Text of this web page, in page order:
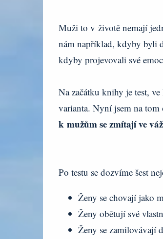
Muži to v životě nemají
nám například, kdyby byli
kdyby projevovali své
Na začátku knihy je test,
varianta. Nyní jsem na
k mužům se zmítají ve
Po testu se dozvíme šest
Ženy se chovají jako
Ženy obětují své
Ženy se zamilovávají